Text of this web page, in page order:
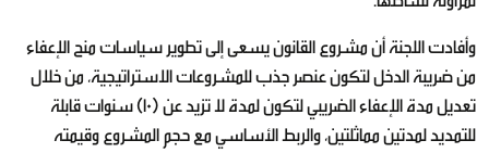
وأفادت اللجنة أن مشروع القانون يسعى إلى تطوير سياسات منح الإعفاء
من ضريبة الدخل لتكون عنصر جذب للمشروعات الاستراتيجية، من خلال
تعديل مدة الإعفاء الضريبي لتكون لمدة لا تزيد عن (10) سنوات قابلة
للتمديد لمدتين مماثلتين، والربط الأساسي مع حجم المشروع وقيمته